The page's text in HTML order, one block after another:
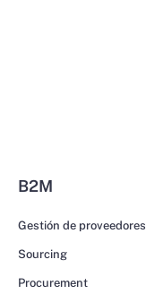
B2M
Gestión de proveedores
Sourcing
Procurement